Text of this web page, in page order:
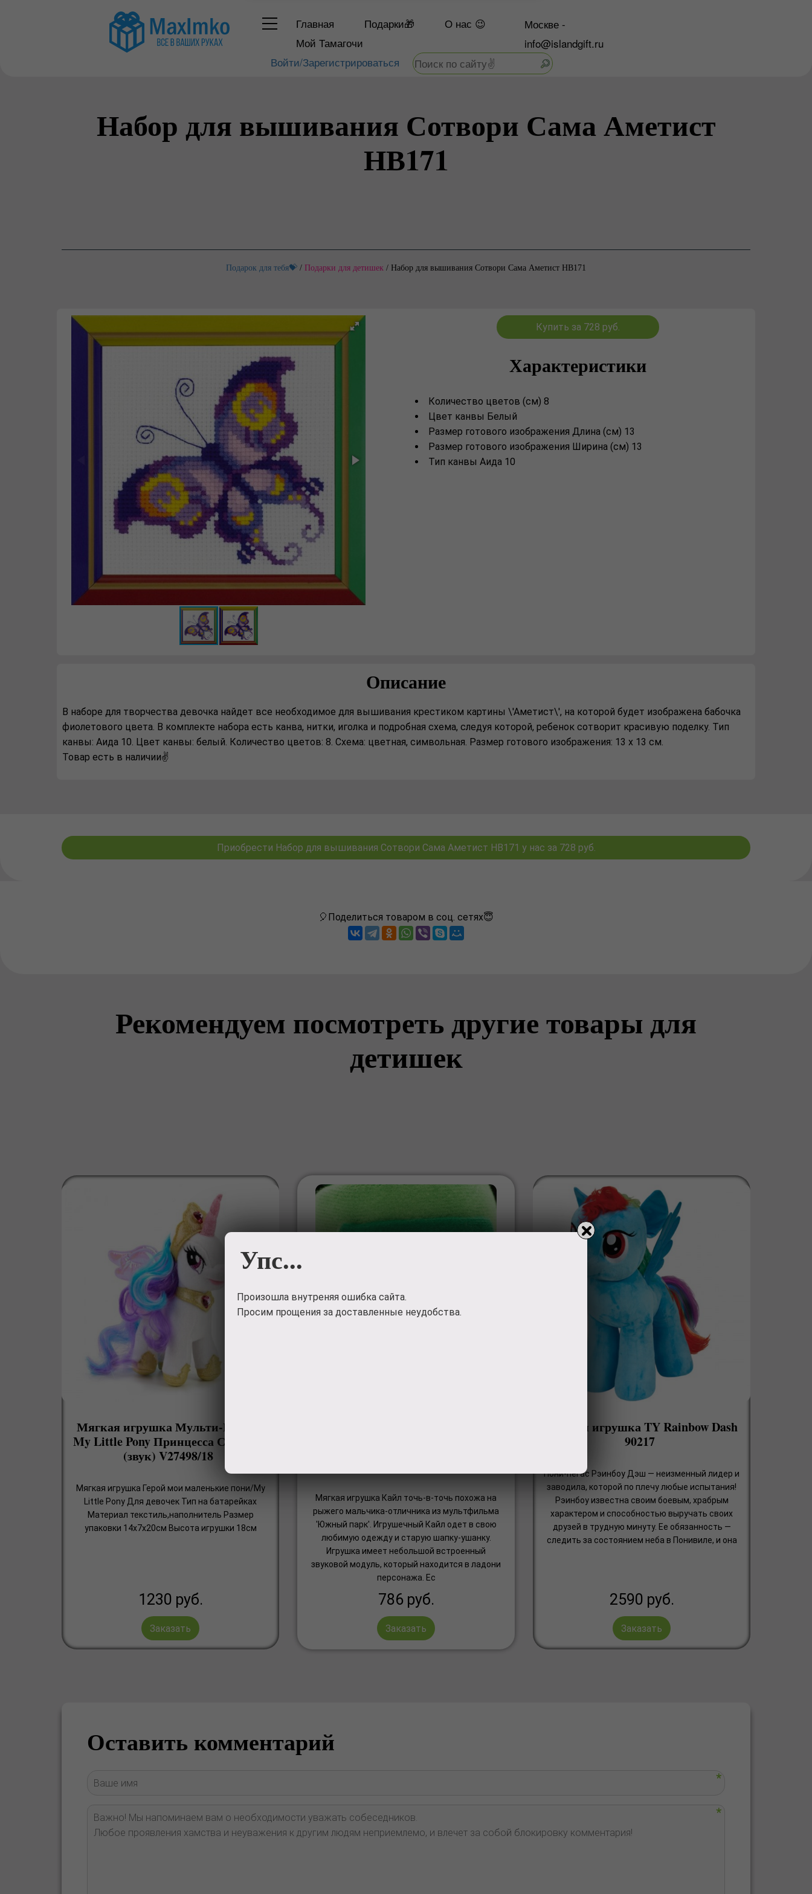
Главная Подарки🎁 О нас 😉
Мой Тамагочи
Москве -
info@islandgift.ru
Войти/Зарегистрироваться
Набор для вышивания Сотвори Сама Аметист
НВ171
Подарок для тебя💝 / Подарки для детишек / Набор для вышивания Сотвори Сама Аметист НВ171
Купить за 728 руб.
Характеристики
Количество цветов (см) 8
Цвет канвы Белый
Размер готового изображения Длина (см) 13
Размер готового изображения Ширина (см) 13
Тип канвы Аида 10
Описание
В наборе для творчества девочка найдет все необходимое для вышивания крестиком картины \'Аметист\', на которой будет изображена бабочка
фиолетового цвета. В комплекте набора есть канва, нитки, иголка и подробная схема, следуя которой, ребенок сотворит красивую поделку. Тип
канвы: Аида 10. Цвет канвы: белый. Количество цветов: 8. Схема: цветная, символьная. Размер готового изображения: 13 х 13 см.
Товар есть в наличии✌️
Приобрести Набор для вышивания Сотвори Сама Аметист НВ171 у нас за 728 руб.
🎈Поделиться товаром в соц. сетях😇
Рекомендуем посмотреть другие товары для
детишек
Мягкая игрушка Мульти-Пульти
My Little Pony Принцесса Селестия
(звук) V27498/18
Мягкая игрушка Герой мои маленькие пони/My
Little Pony Для девочек Тип на батарейках
Материал текстиль,наполнитель Размер
упаковки 14х7х20см Высота игрушки 18см
1230 руб.
Заказать
Мягкая игрушка Кайл точь-в-точь похожа на
рыжего мальчика-отличника из мультфильма
'Южный парк'. Игрушечный Кайл одет в свою
любимую одежду и старую шапку-ушанку.
Игрушка имеет небольшой встроенный
звуковой модуль, который находится в ладони
персонажа. Ес
786 руб.
Заказать
Мягкая игрушка TY Rainbow Dash
90217
Пони-пегас Рэинбоу Дэш — неизменный лидер и
заводила, которой по плечу любые испытания!
Рэинбоу известна своим боевым, храбрым
характером и способностью выручать своих
друзей в трудную минуту. Ее обязанность —
следить за состоянием неба в Понивиле, и она
2590 руб.
Заказать
Оставить комментарий
Упс...
Произошла внутреняя ошибка сайта.
Просим прощения за доставленные неудобства.